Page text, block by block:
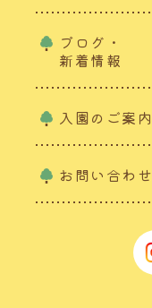
ブログ・
新着情報
入園のご案内
お問い合わせ